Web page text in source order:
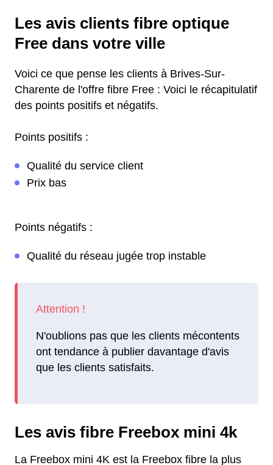
Les avis clients fibre optique
Free dans votre ville
Voici ce que pense les clients à Brives-Sur-
Charente de l'offre fibre Free : Voici le récapitulatif
des points positifs et négatifs.
Points positifs :
Qualité du service client
Prix bas
Points négatifs :
Qualité du réseau jugée trop instable
N'oublions pas que les clients mécontents
ont tendance à publier davantage d'avis
que les clients satisfaits.
Les avis fibre Freebox mini 4k
La Freebox mini 4K est la Freebox fibre la plus